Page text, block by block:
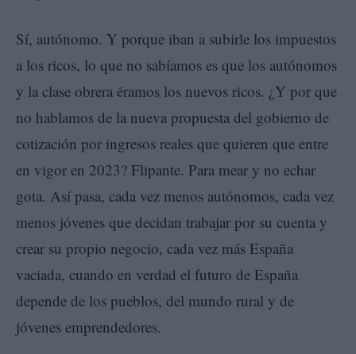
Sí, autónomo. Y porque iban a subirle los impuestos
a los ricos, lo que no sabíamos es que los autónomos
y la clase obrera éramos los nuevos ricos. ¿Y por que
no hablamos de la nueva propuesta del gobierno de
cotización por ingresos reales que quieren que entre
en vigor en 2023? Flipante. Para mear y no echar
gota. Así pasa, cada vez menos autónomos, cada vez
menos jóvenes que decidan trabajar por su cuenta y
crear su propio negocio, cada vez más España
vaciada, cuando en verdad el futuro de España
depende de los pueblos, del mundo rural y de
jóvenes emprendedores.